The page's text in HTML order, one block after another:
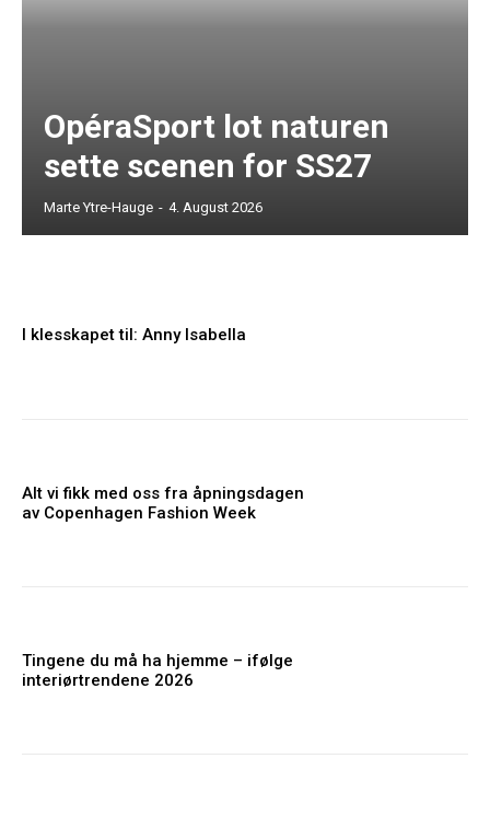
OpéraSport lot naturen
sette scenen for SS27
Marte Ytre-Hauge - 4. August 2026
I klesskapet til: Anny Isabella
Alt vi fikk med oss fra åpningsdagen
av Copenhagen Fashion Week
Tingene du må ha hjemme – ifølge
interiørtrendene 2026